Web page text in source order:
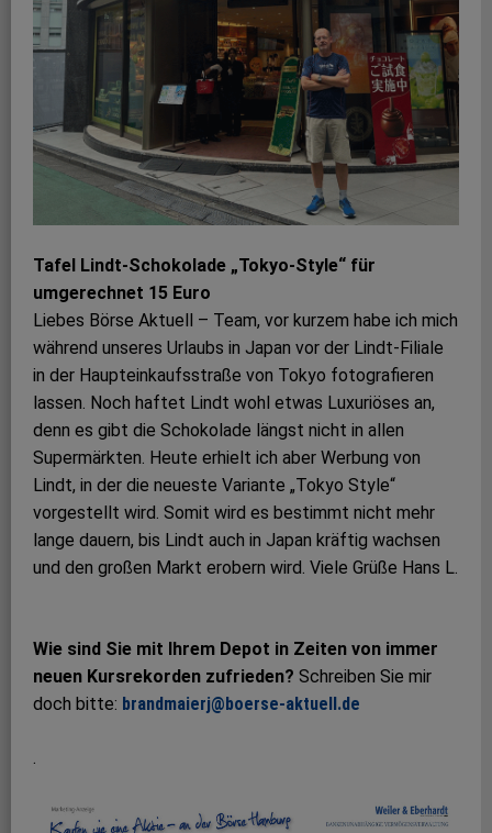
Tafel Lindt-Schokolade „Tokyo-Style“ für
umgerechnet 15 Euro
Liebes Börse Aktuell – Team, vor kurzem habe ich mich
während unseres Urlaubs in Japan vor der Lindt-Filiale
in der Haupteinkaufsstraße von Tokyo fotografieren
lassen. Noch haftet Lindt wohl etwas Luxuriöses an,
denn es gibt die Schokolade längst nicht in allen
Supermärkten. Heute erhielt ich aber Werbung von
Lindt, in der die neueste Variante „Tokyo Style“
vorgestellt wird. Somit wird es bestimmt nicht mehr
lange dauern, bis Lindt auch in Japan kräftig wachsen
und den großen Markt erobern wird. Viele Grüße Hans L.
Wie sind Sie mit Ihrem Depot in Zeiten von immer
neuen Kursrekorden zufrieden? Schreiben Sie mir
doch bitte: brandmaierj@boerse-aktuell.de